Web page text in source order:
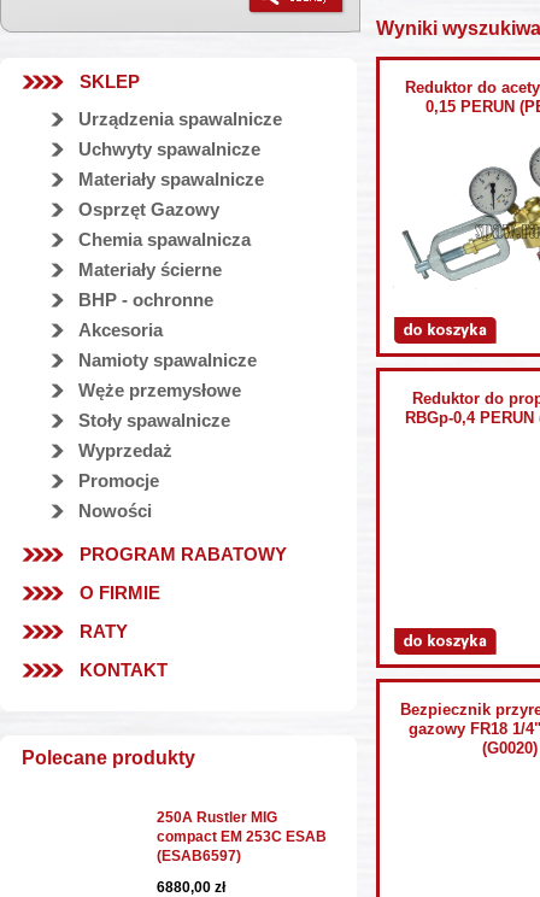
SKLEP
Urządzenia spawalnicze
Uchwyty spawalnicze
Materiały spawalnicze
Osprzęt Gazowy
Chemia spawalnicza
Materiały ścierne
BHP - ochronne
Akcesoria
Namioty spawalnicze
Węże przemysłowe
Stoły spawalnicze
Wyprzedaż
Promocje
Nowości
PROGRAM RABATOWY
O FIRMIE
RATY
KONTAKT
Polecane produkty
250A Rustler MIG
compact EM 253C ESAB
(ESAB6597)
6880,00 zł
Wyniki
Reduktor do
0,15 PERUN
Reduktor do
RBGp-0,4 PERUN
Bezpiecznik
gazowy FR18 1/
(G0020)